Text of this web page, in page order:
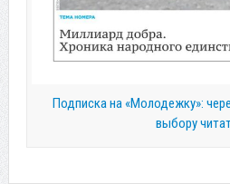
Подписка на «Молодежку»:
выбору